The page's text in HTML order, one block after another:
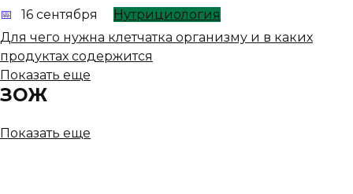
16 сентября
Нутрициология
Для чего нужна клетчатка организму и в каких
продуктах содержится
Показать еще
ЗОЖ
Показать еще